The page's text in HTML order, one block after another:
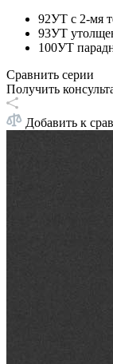
92УТ с 2-мя
93УТ
100УТ
Сравнить серии
Получить
Добавить к